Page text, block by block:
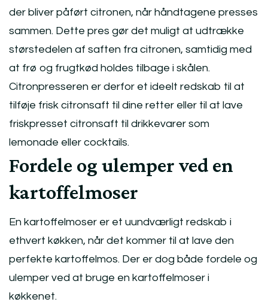
der bliver påført citronen, når håndtagene presses
sammen. Dette pres gør det muligt at udtrække
størstedelen af saften fra citronen, samtidig med
at frø og frugtkød holdes tilbage i skålen.
Citronpresseren er derfor et ideelt redskab til at
tilføje frisk citronsaft til dine retter eller til at lave
friskpresset citronsaft til drikkevarer som
lemonade eller cocktails.
Fordele og ulemper ved en
kartoffelmoser
En kartoffelmoser er et uundværligt redskab i
ethvert køkken, når det kommer til at lave den
perfekte kartoffelmos. Der er dog både fordele og
ulemper ved at bruge en kartoffelmoser i
køkkenet.